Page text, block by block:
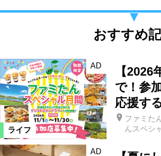
おすすめ
ライフ
AD
【2026
で！参
応援す
ファミた
んスペシ
AD